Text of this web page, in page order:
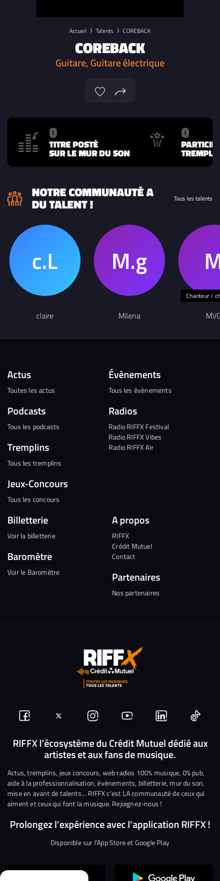
Accueil Talents COREBACK
COREBACK
Guitare, Guitare électrique
0
TITRE POSTÉ
SUR LE MUR DU SON
0
NOTRE COMMUNAUTÉ A
DU TALENT ! Tous les talents
claire Milena
Chanteur /
Actus
Toutes les actus
Podcasts
Tous les podcasts
Tremplins
Tous les tremplins
Jeux-Concours
Tous les concours
Évènements
Tous les évènements
Radios
Radio RIFFX Festival
Radio RIFFX Vibes
Radio RIFFX Air
Billetterie
Voir la billetterie
Baromètre
Voir le Baromètre
A propos
RIFFX
Crédit Mutuel
Contact
Partenaires
Nos partenaires
Suivez-
nous
Facebook
Suivez-
nous
sur
Twitter
Nous
rejoindre
sur
Instagram
Nous
rejoindre
sur
YouTube
Nous
rejoindre
sur
Linkedin
Nous
RIFFX l’écosystème du Crédit Mutuel dédié aux
artistes et aux fans de musique.
Actus, tremplins, jeux concours, web radios 100% musique, 0% pub,
aide à la professionnalisation, événements, billetterie, mur du son,
mise en avant de talents… RIFFX c’est LA communauté de ceux qui
aiment et ceux qui font la musique. Rejoignez-nous !
Prolongez l'expérience avec l'application RIFFX !
Disponible sur l'App Store et Google Play